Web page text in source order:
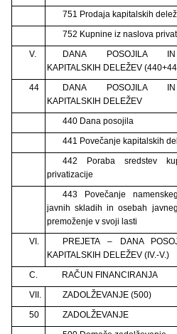
751 Prodaja kapitalskih
752 Kupnine iz naslova
V.
DANA POSOJILA IN
KAPITALSKIH DELEŽEV
44
DANA POSOJILA IN
KAPITALSKIH DELEŽEV
440 Dana posojila
441 Povečanje kapitalskih
442 Poraba sredstev
privatizacije
443 Povečanje
javnih skladih in osebah
premoženje v svoji lasti
VI.
PREJETA – DANA
KAPITALSKIH DELEŽEV (IV.-V.)
C.
RAČUN FINANCIRANJA
VII.
ZADOLŽEVANJE (500)
50
ZADOLŽEVANJE